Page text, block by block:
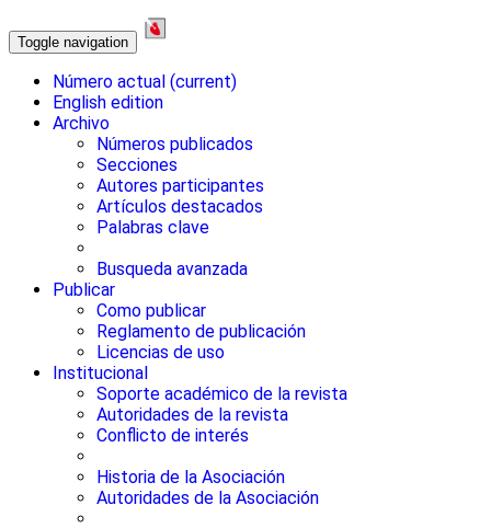
Toggle navigation
Número actual (current)
English edition
Archivo
Números publicados
Secciones
Autores participantes
Artículos destacados
Palabras clave
Busqueda avanzada
Publicar
Como publicar
Reglamento de publicación
Licencias de uso
Institucional
Soporte académico de la revista
Autoridades de la revista
Conflicto de interés
Historia de la Asociación
Autoridades de la Asociación